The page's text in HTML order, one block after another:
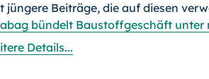
jüngere Beiträge, die auf diesen
bündelt Baustoffgeschäft unter
Details...